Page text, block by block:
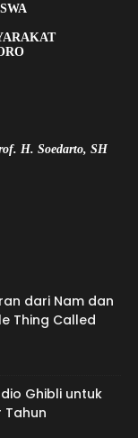
H. Soedarto, SH
dari Nam dan
Thing Called
Ghibli untuk
Tahun